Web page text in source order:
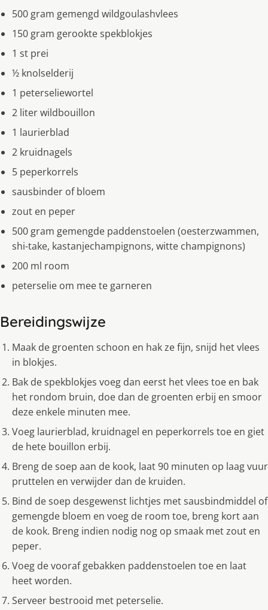
500 gram gemengd wildgoulashvlees
150 gram gerookte spekblokjes
1 st prei
½ knolselderij
1 peterseliewortel
2 liter wildbouillon
1 laurierblad
2 kruidnagels
5 peperkorrels
sausbinder of bloem
zout en peper
500 gram gemengde paddenstoelen (oesterzwammen,
shi-take, kastanjechampignons, witte champignons)
200 ml room
peterselie om mee te garneren
Bereidingswijze
Maak de groenten schoon en hak ze fijn, snijd het vlees
in blokjes.
Bak de spekblokjes voeg dan eerst het vlees toe en bak
het rondom bruin, doe dan de groenten erbij en smoor
deze enkele minuten mee.
Voeg laurierblad, kruidnagel en peperkorrels toe en giet
de hete bouillon erbij.
Breng de soep aan de kook, laat 90 minuten op laag vuur
pruttelen en verwijder dan de kruiden.
Bind de soep desgewenst lichtjes met sausbindmiddel of
gemengde bloem en voeg de room toe, breng kort aan
de kook. Breng indien nodig nog op smaak met zout en
peper.
Voeg de vooraf gebakken paddenstoelen toe en laat
heet worden.
Serveer bestrooid met peterselie.